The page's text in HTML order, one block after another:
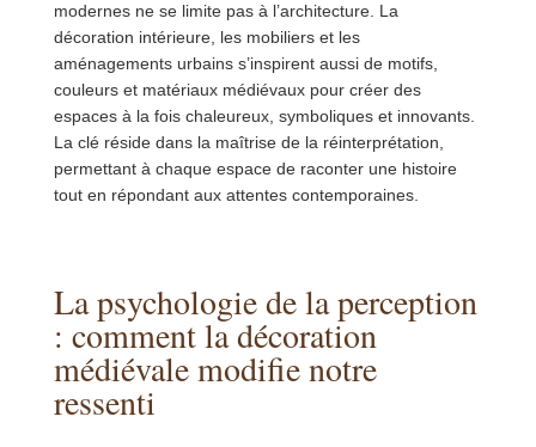
modernes ne se limite pas à l’architecture. La
décoration intérieure, les mobiliers et les
aménagements urbains s’inspirent aussi de motifs,
couleurs et matériaux médiévaux pour créer des
espaces à la fois chaleureux, symboliques et innovants.
La clé réside dans la maîtrise de la réinterprétation,
permettant à chaque espace de raconter une histoire
tout en répondant aux attentes contemporaines.
La psychologie de la perception
: comment la décoration
médiévale modifie notre
ressenti